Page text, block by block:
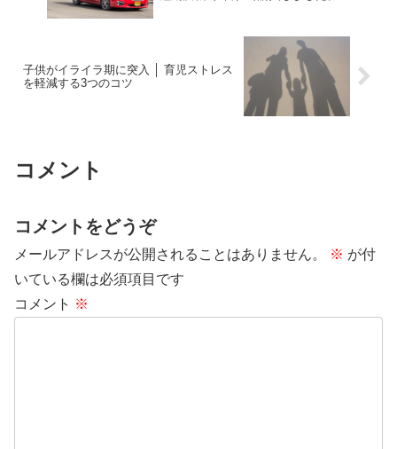
子供がイライラ期に突入 │ 育児ストレス
を軽減する3つのコツ
コメント
コメントをどうぞ
メールアドレスが公開されることはありません。 ※ が付
いている欄は必須項目です
コメント ※